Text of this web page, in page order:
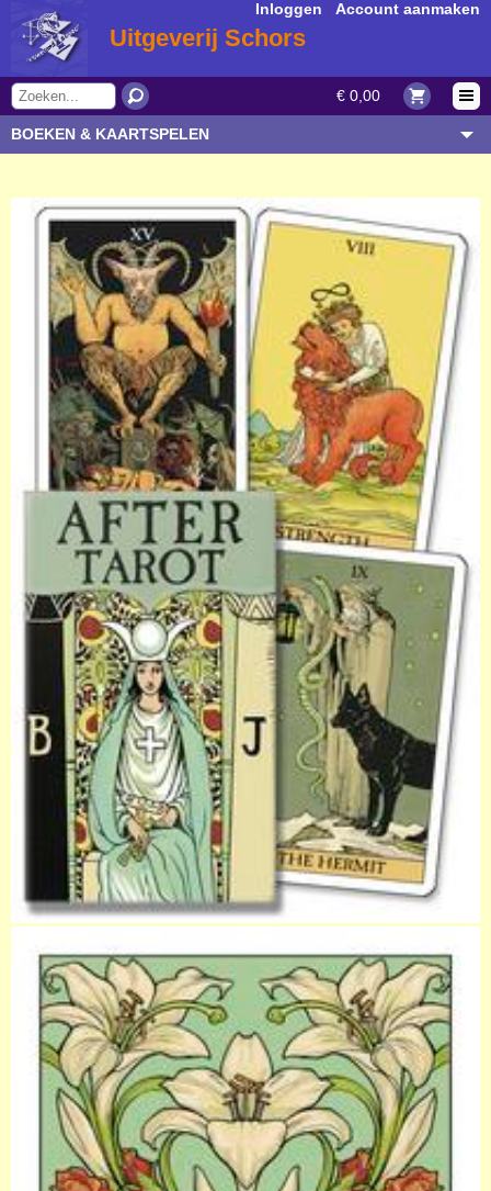
€ 0,00
Inloggen Account aanmaken
Uitgeverij Schors
BOEKEN & KAARTSPELEN
AUTEUR/SOORT
BESTELLEN